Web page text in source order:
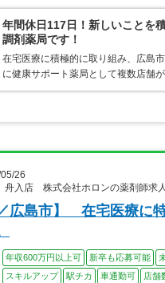
年間休日117日！新しいことを
調剤薬局です！
在宅医療に積極的に取り組み、広島
に健康サポート薬局として複数店舗
26
入店 株式会社ホロンの薬剤師求人
広島市】 在宅医療に
年収600万円以上可 新卒も応募可能
スキルアップ
駅チカ 車通勤可 店舗